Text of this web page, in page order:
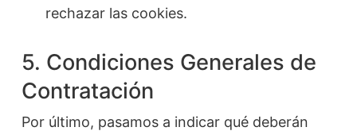
rechazar las cookies.
5. Condiciones Generales de
Contratación
Por último, pasamos a indicar qué deberán